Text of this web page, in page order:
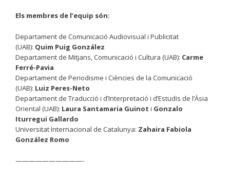
Els membres de l’equip són:
Departament de Comunicació Audiovisual i Publicitat
(UAB): Quim Puig González
Departament de Mitjans, Comunicació i Cultura (UAB): Carme
Ferré-Pavia
Departament de Periodisme i Ciències de la Comunicació
(UAB): Luiz Peres-Neto
Departament de Traducció i d’Interpretació i d’Estudis de l’Àsia
Oriental (UAB): Laura Santamaria Guinot i Gonzalo
Iturregui Gallardo
Universitat Internacional de Catalunya: Zahaira Fabiola
González Romo
——————————-